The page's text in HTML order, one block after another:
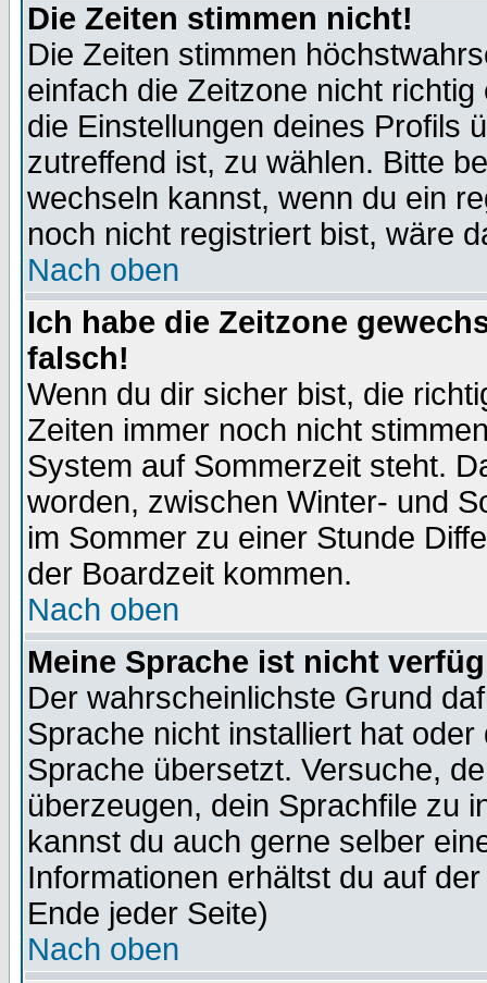
Die Zeiten stimmen nicht!
Die Zeiten stimmen
einfach die Zeitzone nicht
die Einstellungen deines Profils
zutreffend ist, zu wählen. Bitte
wechseln kannst, wenn du ein
noch nicht registriert bist, wäre
Nach oben
Ich habe die Zeitzone
falsch!
Wenn du dir sicher bist, die
Zeiten immer noch nicht
System auf Sommerzeit steht.
worden, zwischen Winter- und
im Sommer zu einer Stunde
der Boardzeit kommen.
Nach oben
Meine Sprache ist nicht
Der wahrscheinlichste Grund
Sprache nicht installiert hat
Sprache übersetzt. Versuche,
überzeugen, dein Sprachfile zu
kannst du auch gerne selber
Informationen erhältst du auf
Ende jeder Seite)
Nach oben